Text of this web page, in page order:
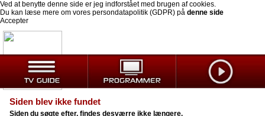
Ved at benytte denne side er jeg indforstået med brugen af cookies.
Du kan læse mere om vores persondatapolitik (GDPR) på denne side
Accepter
Siden blev ikke fundet
Siden du søgte efter, findes desværre ikke længere.